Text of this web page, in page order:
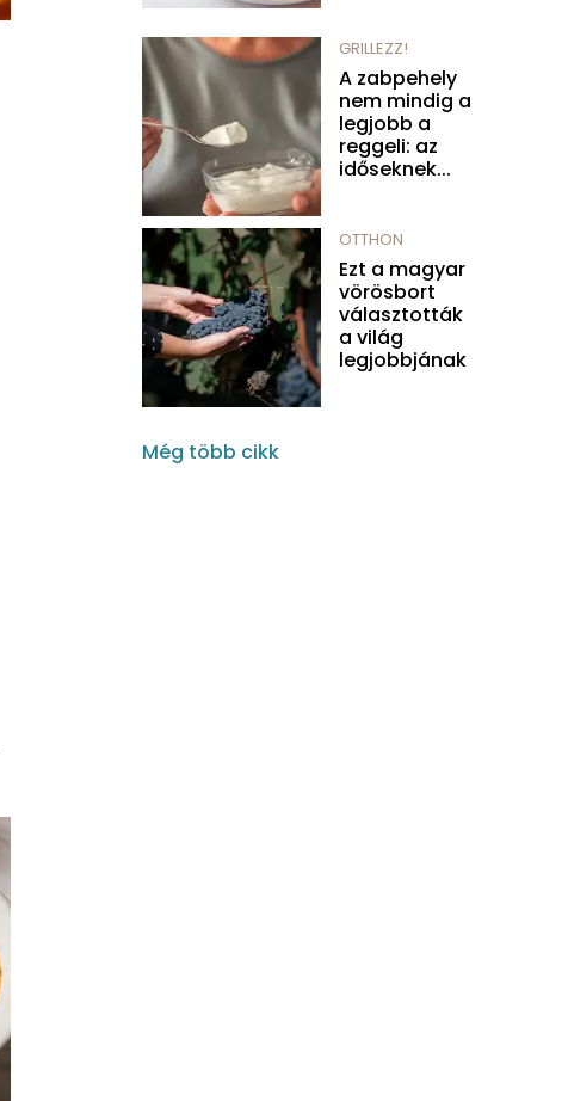
GRILLEZZ!
A zabpehely
nem mindig a
legjobb a
reggeli: az
időseknek...
OTTHON
Ezt a magyar
vörösbort
választották
a világ
legjobbjának
Még több cikk